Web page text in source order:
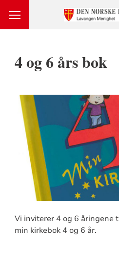
4 og 6 års bok
Vi inviterer 4 og 6 åringene
min kirkebok 4 og 6 år.